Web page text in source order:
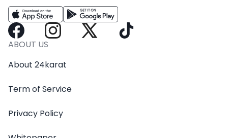
ABOUT US
About 24karat
Term of Service
Privacy Policy